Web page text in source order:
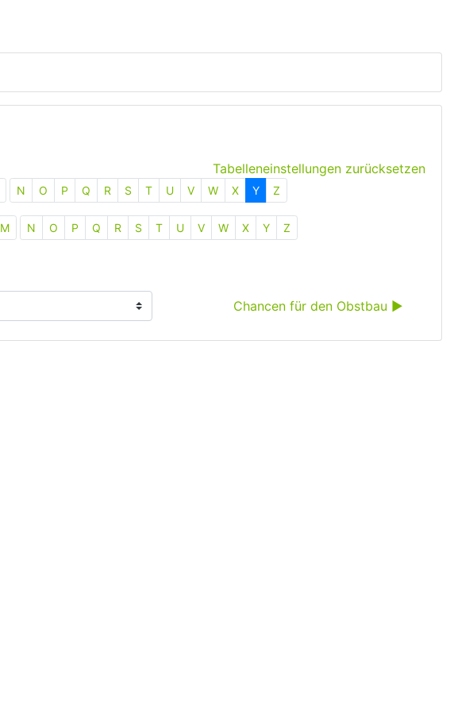
Tabelleneinstellungen zurücksetzen
N O P Q R S T U V W X Y Z
M N O P Q R S T U V W X Y Z
Chancen für den Obstbau ▶︎